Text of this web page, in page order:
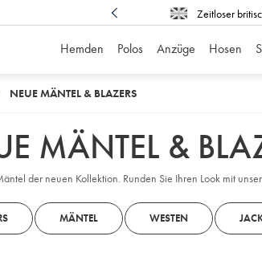
Zeitloser
Hemden Polos Anzüge Hosen
NEUE MÄNTEL & BLAZERS
MÄNTEL &
der neuen Kollektion. Runden Sie Ihren Look mit
MÄNTEL WESTEN